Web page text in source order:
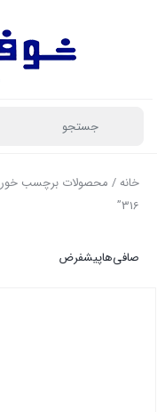
خانه
316”
صافی‌هاپیشفرض